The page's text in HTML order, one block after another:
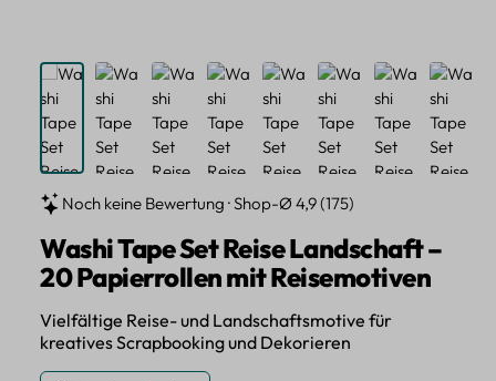
Noch keine Bewertung · Shop-Ø 4,9 (175)
Washi Tape Set Reise Landschaft –
20 Papierrollen mit Reisemotiven
Vielfältige Reise- und Landschaftsmotive für
kreatives Scrapbooking und Dekorieren